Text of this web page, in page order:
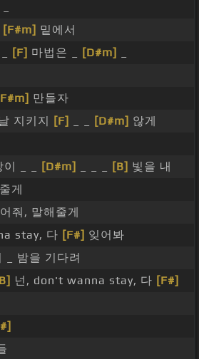
[F#m] 밑에서
[F] 마법은 _ [D#m]
만들자
날 지키지 [F] [D#m] 않게
이 _ _ [D#m] [B] 빛을 내
게
줘, 말해줄게
stay, 다 [F#] 잊어봐
_ 밤을 기다려
넌, don't wanna stay, 다 [F#]